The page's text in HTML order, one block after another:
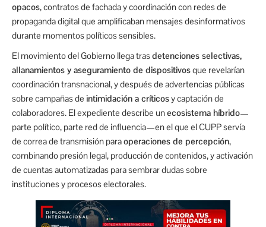
opacos, contratos de fachada y coordinación con redes de
propaganda digital que amplificaban mensajes desinformativos
durante momentos políticos sensibles.
El movimiento del Gobierno llega trasdetenciones selectivas,
allanamientos y aseguramiento de dispositivosque revelarían
coordinación transnacional, y después de advertencias públicas
sobre campañas de intimidación a críticosy captación de
colaboradores. El expediente describe unecosistema híbrido—
parte político, parte red de influencia—en el que el CUPP servía
de correa de transmisión paraoperaciones de percepción,
combinando presión legal, producción de contenidos, y activación
de cuentas automatizadas para sembrar dudas sobre
instituciones y procesos electorales.